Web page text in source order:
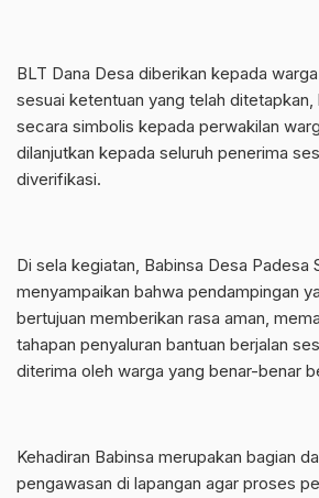
‎BLT Dana Desa diberikan kepada
sesuai ketentuan yang telah ditetapkan,
secara simbolis kepada perwakilan
dilanjutkan kepada seluruh penerima
diverifikasi.
‎Di sela kegiatan, Babinsa Desa Padesa
menyampaikan bahwa pendampingan
bertujuan memberikan rasa aman,
tahapan penyaluran bantuan berjalan
diterima oleh warga yang benar-benar
‎Kehadiran Babinsa merupakan bagian
pengawasan di lapangan agar proses